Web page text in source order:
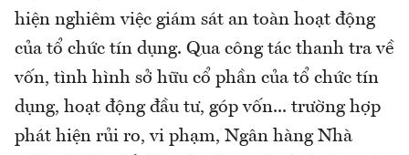
hiện nghiêm việc giám sát an toàn hoạt động
của tổ chức tín dụng. Qua công tác thanh tra về
vốn, tình hình sở hữu cổ phần của tổ chức tín
dụng, hoạt động đầu tư, góp vốn... trường hợp
phát hiện rủi ro, vi phạm, Ngân hàng Nhà